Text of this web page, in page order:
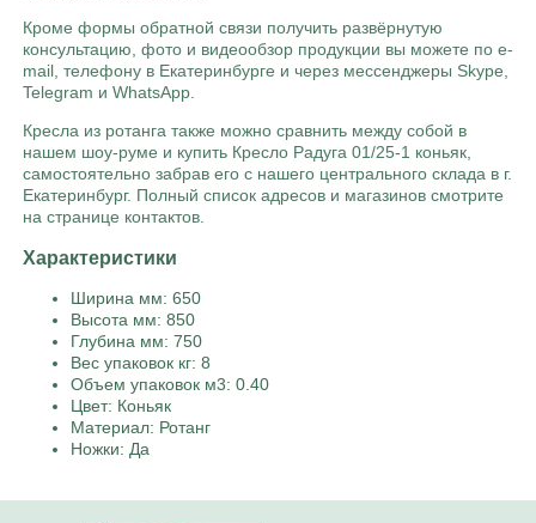
Кроме формы обратной связи получить развёрнутую
консультацию, фото и видеообзор продукции вы можете по e-
mail, телефону в Екатеринбурге и через мессенджеры Skype,
Telegram и WhatsApp.
Кресла из ротанга также можно сравнить между собой в
нашем шоу-руме и купить Кресло Радуга 01/25-1 коньяк,
самостоятельно забрав его с нашего центрального склада в г.
Екатеринбург. Полный список адресов и магазинов смотрите
на странице контактов.
Характеристики
Ширина мм: 650
Высота мм: 850
Глубина мм: 750
Вес упаковок кг: 8
Объем упаковок м3: 0.40
Цвет: Коньяк
Материал: Ротанг
Ножки: Да